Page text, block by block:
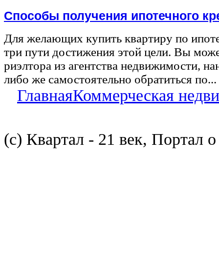
Способы получения ипотечного
Для желающих купить квартиру по
три пути достижения этой цели. Вы
риэлтора из агентства недвижимости,
либо же самостоятельно обратиться по...
ГлавнаяКоммерческая
(с) Квартал - 21 век, Портал